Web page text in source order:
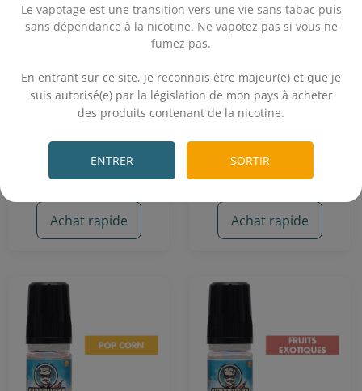
Le vapotage est une transition vers une vie sans tabac puis
sans dépendance à la nicotine. Ne vapotez pas si vous ne
fumez pas.
En entrant sur ce site, je reconnais être majeur(e) et que je
suis autorisé(e) par la législation de mon pays à acheter
des produits contenant de la nicotine.
ENTRER SORTIR
mL - Supervape
Fruits rouges
3,90€
4 avis
Achat rapide
Supervape
Pêche - Abricot
3,90€
9 avis
Achat rapide